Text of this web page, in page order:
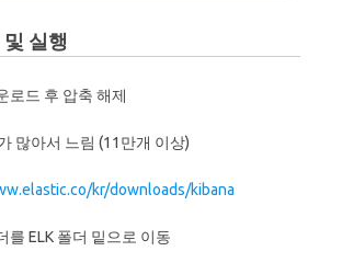
실행
로드 후 압축 해제
많아서 느림 (11만개 이상)
kr/downloads/kibana
를 ELK 폴더 밑으로 이동